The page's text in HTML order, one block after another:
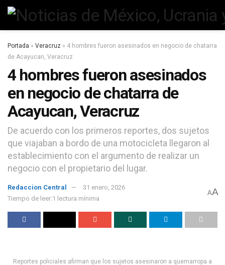
Portada » Veracruz » 4 hombres fueron asesinados en negocio de chatarra
de Acayucan, Veracruz
4 hombres fueron asesinados
en negocio de chatarra de
Acayucan, Veracruz
De acuerdo con los primeros reportes, dos sujetos
que viajaban a bordo de una motocicleta llegaron al
establecimiento con el argumento de realizar un
negocio con el propietario del lugar.
Redaccion Central
31 enero, 2026
Tiempo de leer:1 lectura mínima
AA
Reportes policiales afirman que los sujetos asesinaron a quemarropa a